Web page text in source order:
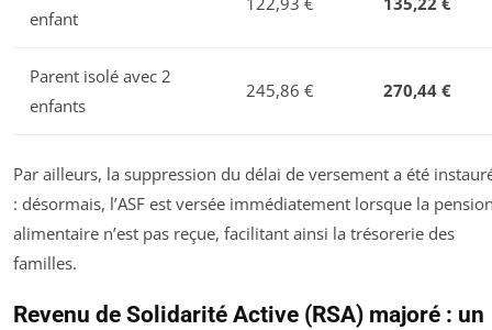
enfant
Parent isolé avec 2
enfants
245,86 € 270,44 €
Par ailleurs, la suppression du délai de versement a été
: désormais, l’ASF est versée immédiatement lorsque la
alimentaire n’est pas reçue, facilitant ainsi la trésorerie des
familles.
Revenu de Solidarité Active (RSA) majoré : un